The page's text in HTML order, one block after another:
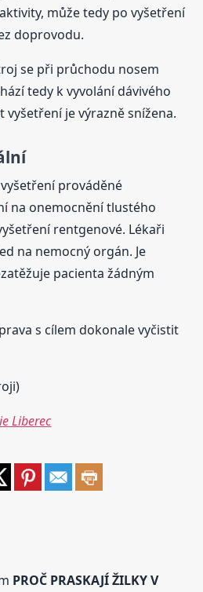
může tedy po vyšetření
doprovodu.
se při průchodu nosem
tedy k vyvolání dávivého
vyšetření je výrazně snížena.
prováděné
na onemocnění tlustého
rentgenové. Lékaři
na nemocný orgán. Je
pacienta žádným
s cílem dokonale vyčistit
Liberec
PROČ PRASKAJÍ ŽILKY V